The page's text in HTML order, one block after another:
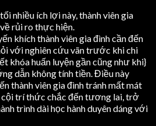
nhiều ích lợi này, thành viên gia
rủi ro thực hiện.
khích thành viên gia đình cần đến
với nghiên cứu vãn trước khi chi
khóa huấn luyện gần cũng như khi}
dẫn không tính tiền. Điều này
thành viên gia đình tránh mất mát
trí thức chắc đến tương lai, trở
trình dài học hành duyên dáng với